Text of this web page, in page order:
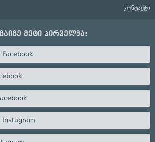
კონტაქტი
გაიგე მეტი პირველმა:
Facebook
/ Instagram